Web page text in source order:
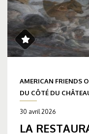
AMERICAN FRIENDS
DU CÔTÉ DU
30 avril 2026
LA